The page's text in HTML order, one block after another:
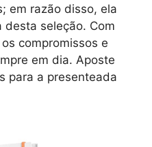
em razão disso, ela
seleção. Com
compromissos e
em dia. Aposte
para a presenteada